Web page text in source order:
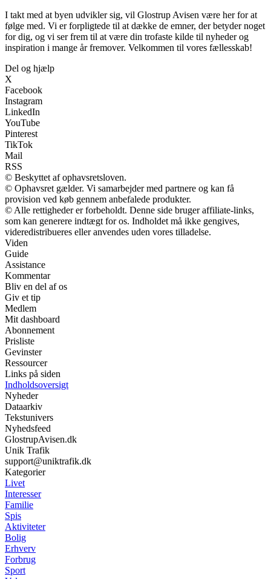
I takt med at byen udvikler sig, vil Glostrup Avisen være her for at
følge med. Vi er forpligtede til at dække de emner, der betyder noget
for dig, og vi ser frem til at være din trofaste kilde til nyheder og
inspiration i mange år fremover. Velkommen til vores fællesskab!
Del og hjælp
X
Facebook
Instagram
LinkedIn
YouTube
Pinterest
TikTok
Mail
RSS
© Beskyttet af ophavsretsloven.
© Ophavsret gælder. Vi samarbejder med partnere og kan få
provision ved køb gennem anbefalede produkter.
© Alle rettigheder er forbeholdt. Denne side bruger affiliate-links,
som kan generere indtægt for os. Indholdet må ikke gengives,
videredistribueres eller anvendes uden vores tilladelse.
Viden
Guide
Assistance
Kommentar
Bliv en del af os
Giv et tip
Medlem
Mit dashboard
Abonnement
Prisliste
Gevinster
Ressourcer
Links på siden
Indholdsoversigt
Nyheder
Dataarkiv
Tekstunivers
Nyhedsfeed
GlostrupAvisen.dk
Unik Trafik
support@uniktrafik.dk
Kategorier
Livet
Interesser
Familie
Spis
Aktiviteter
Bolig
Erhverv
Forbrug
Sport